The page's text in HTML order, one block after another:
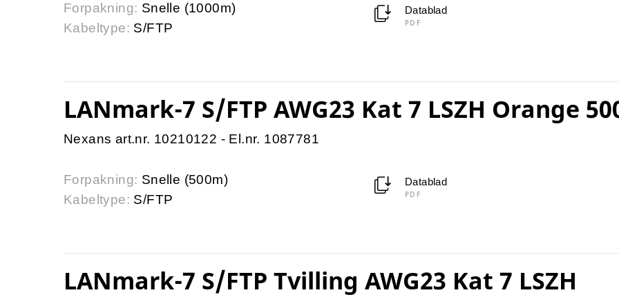
Forpakning: Snelle (1000m)
Kabeltype: S/FTP
Datablad
PDF
LANmark-7 S/FTP AWG23 Kat 7 LSZH Orange
Nexans art.nr. 10210122 - El.nr. 1087781
Forpakning: Snelle (500m)
Kabeltype: S/FTP
Datablad
PDF
LANmark-7 S/FTP Tvilling AWG23 Kat 7 LSZH